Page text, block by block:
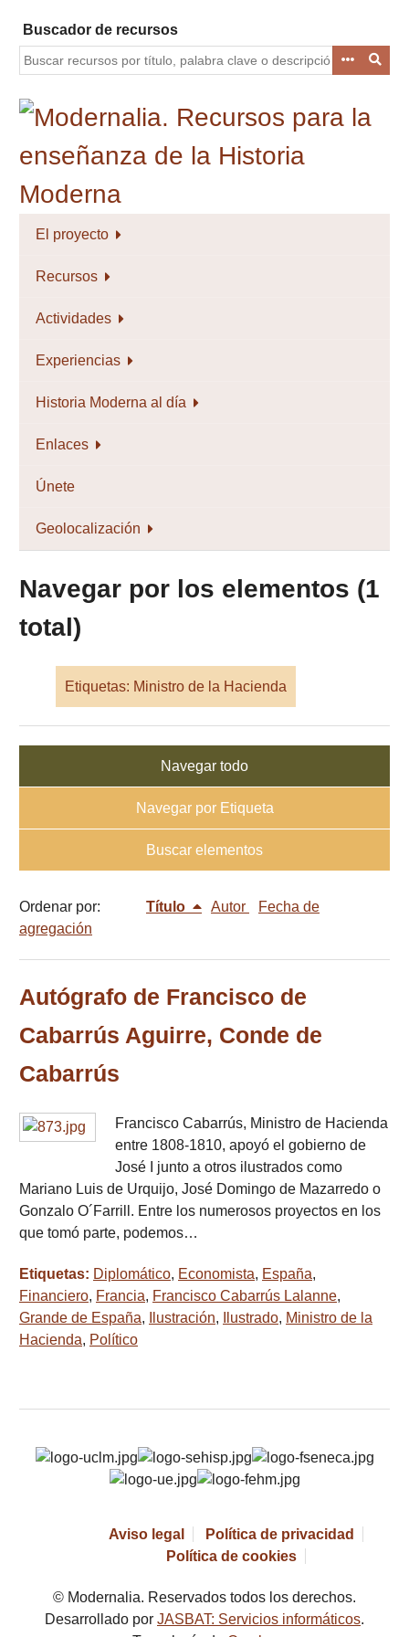
contenido
principal
Buscador de recursos
El proyecto
Recursos
Actividades
Experiencias
Historia Moderna al día
Enlaces
Únete
Geolocalización
Navegar por los elementos (1
total)
Etiquetas: Ministro de la Hacienda
Navegar todo
Navegar por Etiqueta
Buscar elementos
Ordenar por: Título Autor
Fecha de
agregación
Autógrafo de Francisco de
Cabarrús Aguirre, Conde de
Cabarrús
Francisco Cabarrús, Ministro de Hacienda
entre 1808-1810, apoyó el gobierno de
José I junto a otros ilustrados como
Mariano Luis de Urquijo, José Domingo de Mazarredo o
Gonzalo O´Farrill. Entre los numerosos proyectos en los
que tomó parte, podemos…
Etiquetas: Diplomático, Economista, España,
Financiero, Francia, Francisco Cabarrús Lalanne,
Grande de España, Ilustración, Ilustrado, Ministro de la
Hacienda, Político
Aviso legal
Política de privacidad
Política de cookies
© Modernalia. Reservados todos los derechos.
Desarrollado por JASBAT: Servicios informáticos.